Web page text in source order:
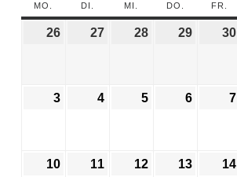
MO. DI. MI. DO. FR.
26 27 28 29 30
3 4 5 6 7
10 11 12 13 14